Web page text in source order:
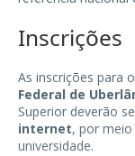
Inscrições
As inscrições para
Federal de
Superior deverão
internet, por
universidade.